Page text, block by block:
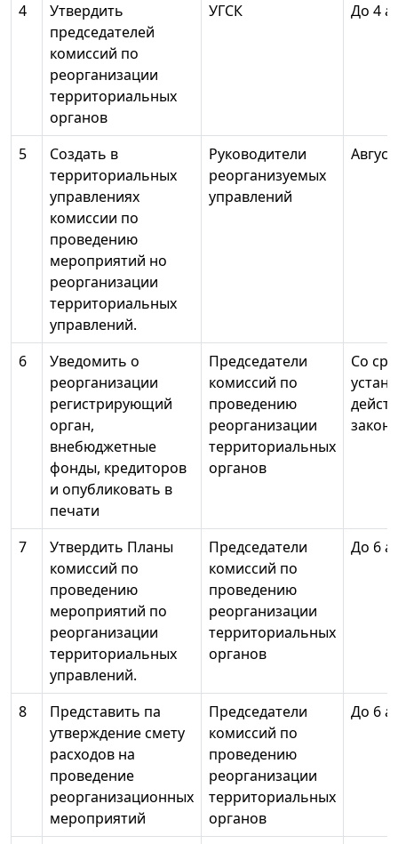
4
Утвердить
председателей
комиссий по
реорганизации
территориальных
органов
УГСК До 4
5
Создать в
территориальных
управлениях
комиссии по
проведению
мероприятий но
реорганизации
территориальных
управлений.
Руководители
реорганизуемых
управлений
6
Уведомить о
реорганизации
регистрирующий
орган,
внебюджетные
фонды, кредиторов
и опубликовать в
печати
Председатели
комиссий по
проведению
реорганизации
территориальных
органов
Со
7
Утвердить Планы
комиссий по
проведению
мероприятий по
реорганизации
территориальных
управлений.
Председатели
комиссий по
проведению
реорганизации
территориальных
органов
До 6
8
Представить па
утверждение смету
расходов на
проведение
реорганизационных
мероприятий
Председатели
комиссий по
проведению
реорганизации
территориальных
органов
До 6